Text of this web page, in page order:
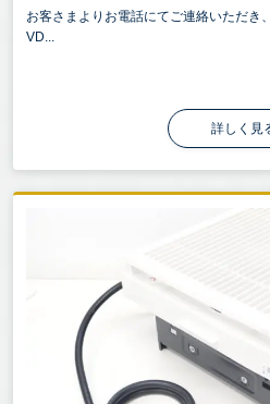
お客さまよりお電話にてご連絡いただき
VD...
詳しく見